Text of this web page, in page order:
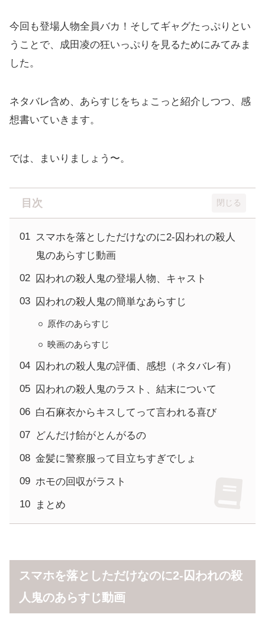
今回も登場人物全員バカ！そしてギャグたっぷりとい
うことで、成田凌の狂いっぷりを見るためにみてみま
した。
ネタバレ含め、あらすじをちょこっと紹介しつつ、感
想書いていきます。
では、まいりましょう〜。
目次
スマホを落としただけなのに2-囚われの殺人
鬼のあらすじ動画
囚われの殺人鬼の登場人物、キャスト
囚われの殺人鬼の簡単なあらすじ
原作のあらすじ
映画のあらすじ
囚われの殺人鬼の評価、感想（ネタバレ有）
囚われの殺人鬼のラスト、結末について
白石麻衣からキスしてって言われる喜び
どんだけ飴がとんがるの
金髪に警察服って目立ちすぎでしょ
ホモの回収がラスト
まとめ
スマホを落としただけなのに2-囚われの殺
人鬼のあらすじ動画